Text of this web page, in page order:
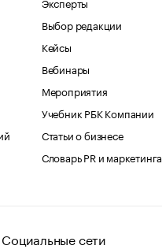
Выбор редакции
Кейсы
Вебинары
Мероприятия
Учебник РБК Компании
Статьи о бизнесе
Словарь PR и маркетинга
Социальные сети